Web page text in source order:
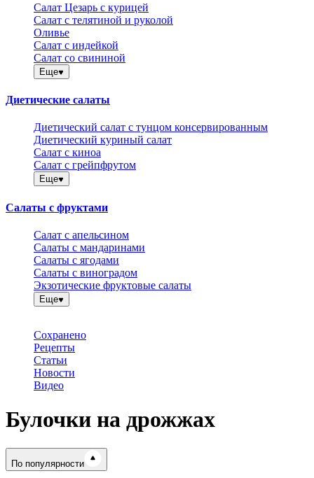
Салат Цезарь с курицей
Салат с телятиной и руколой
Оливье
Салат с индейкой
Салат со свининой
Еще
Диетические салаты
Диетический салат с тунцом консервированным
Диетический куриный салат
Салат с киноа
Салат с грейпфрутом
Еще
Салаты с фруктами
Салат с апельсином
Салаты с мандаринами
Салаты с ягодами
Салаты с виноградом
Экзотические фруктовые салаты
Еще
Сохранено
Рецепты
Статьи
Новости
Видео
Булочки на дрожжах
Время готовки
По популярности